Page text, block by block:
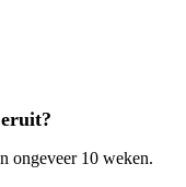
ongeveer 10 weken.